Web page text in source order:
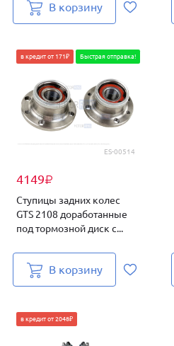
В корзину
ES-00514
4149₽
в кредит от 171₽ Быстрая отправка!
Ступицы задних колес
GTS 2108 доработанные
под тормозной диск c...
В корзину
в кредит от 2048₽